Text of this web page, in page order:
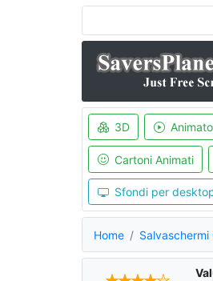
3D Animato
Cartoni Animati
Sfondi per
Home Salvaschermi